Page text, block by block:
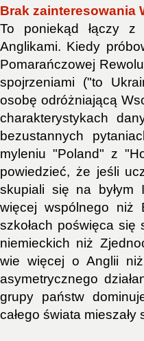
Brak zainteresowania
To poniekąd łączy
Anglikami. Kiedy
Pomarańczowej
spojrzeniami ("to
osobę odróżniającą
charakterystykach
bezustannych
myleniu "Poland" z
powiedzieć, że jeśli
skupiali się na byłym
więcej wspólnego niż
szkołach poświęca
niemieckich niż
wie więcej o Anglii
asymetrycznego
grupy państw
całego świata